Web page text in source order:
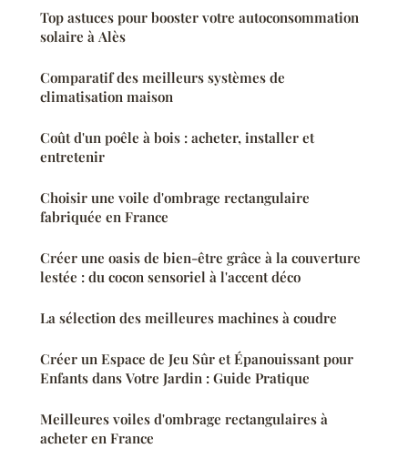
Top astuces pour booster votre autoconsommation
solaire à Alès
Comparatif des meilleurs systèmes de
climatisation maison
Coût d'un poêle à bois : acheter, installer et
entretenir
Choisir une voile d'ombrage rectangulaire
fabriquée en France
Créer une oasis de bien-être grâce à la couverture
lestée : du cocon sensoriel à l'accent déco
La sélection des meilleures machines à coudre
Créer un Espace de Jeu Sûr et Épanouissant pour
Enfants dans Votre Jardin : Guide Pratique
Meilleures voiles d'ombrage rectangulaires à
acheter en France